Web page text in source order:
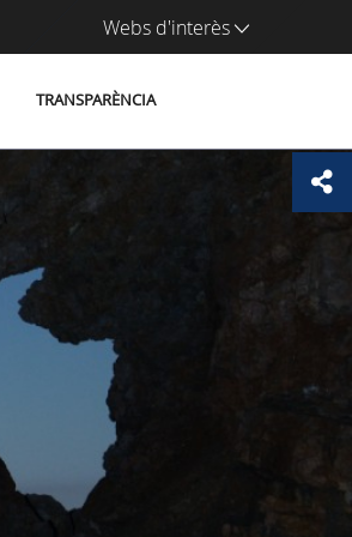
Webs d'interès
TRANSPARÈNCIA